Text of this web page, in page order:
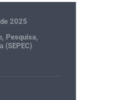
2025
Pesquisa,
(SEPEC)